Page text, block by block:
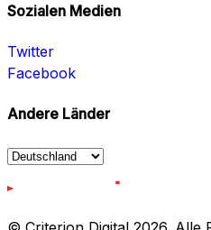
Sozialen Medien
Twitter
Facebook
Andere Länder